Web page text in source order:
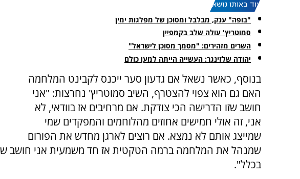
עוד באותו נושא:
"בופה" ענק, מבלבל ומסוכן של מפלגות ימין
סמוטריץ' עולה שלב בקמפיין
השרים מזהירים: "מסמך מסוכן לישראל"
יהודה שלזינגר: העשייה הייתה למען כולם
בנוסף, כאשר נשאל אם גדעון סער ייכנס לקבינט המלחמה
האם גם הוא צפוי להצטרף, השיב סמוטריץ' נחרצות: "אני
חושב שזו הדרישה הכי צודקת. אם מרחיבים אז בוודאי, לא
אני, זה אולי חמישים אחוזים מהלוחמים והמפקדים שמי
שמייצג אותם לא נמצא. אם רוצים לארגן מחדש את הפורום
שמנהל את המלחמה ברמה הטקטית אז חד משמעית אני חושב
בכלל".